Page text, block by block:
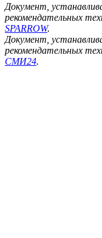
Документ,
рекомендательных
SPARROW.
Документ,
рекомендательных
СМИ24.